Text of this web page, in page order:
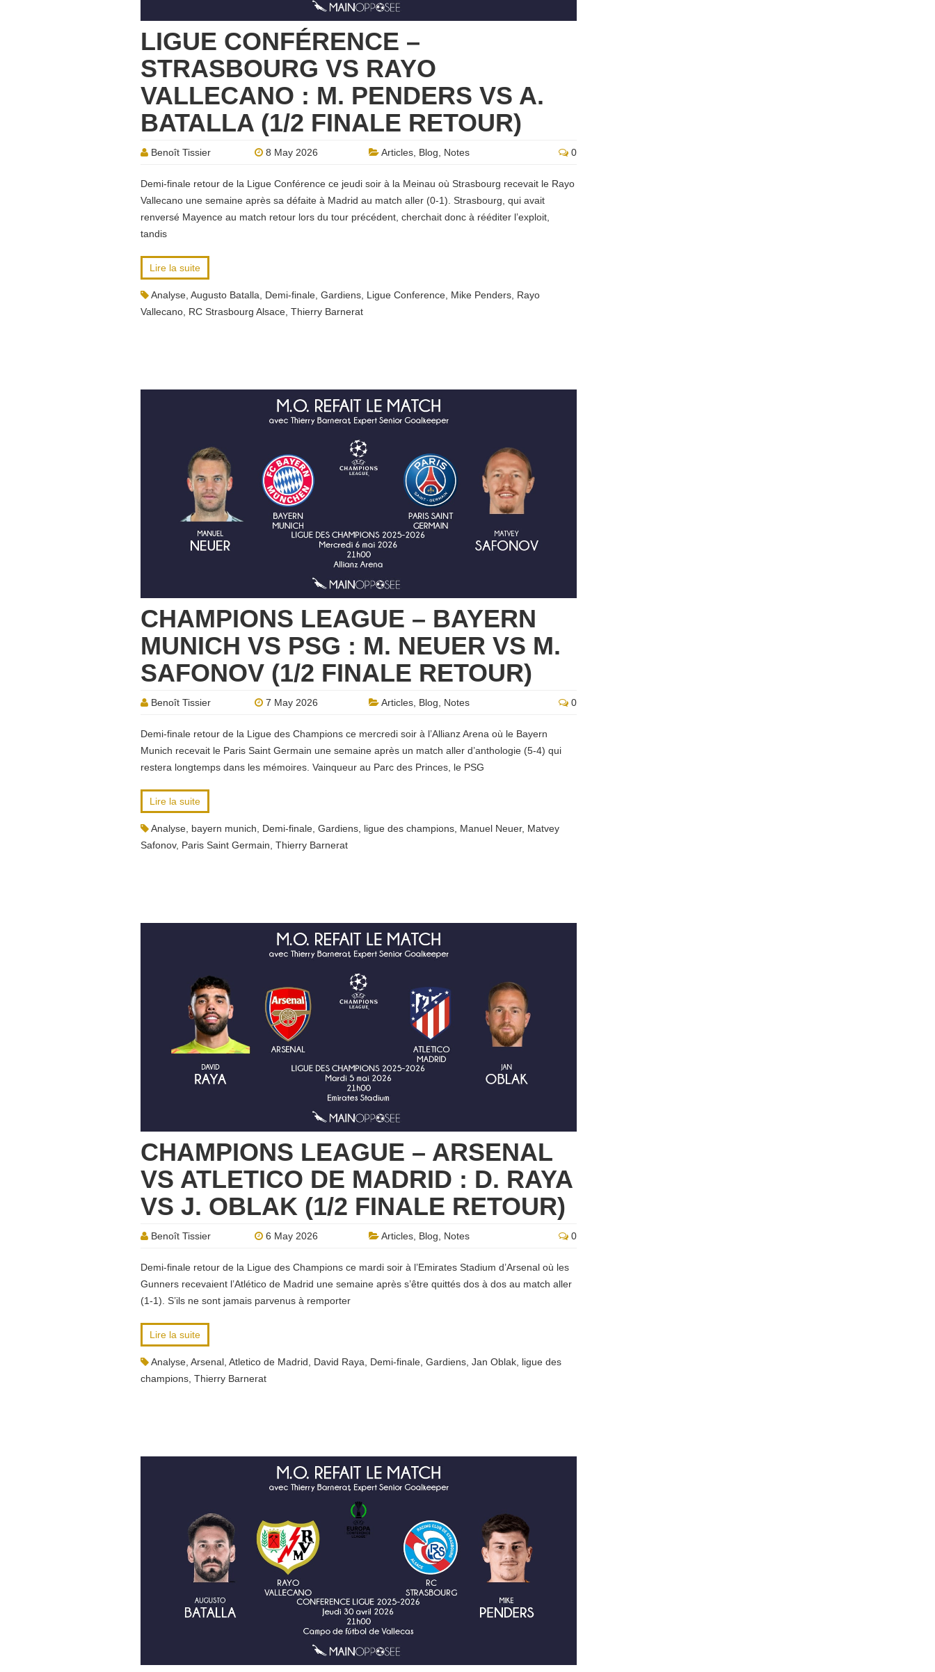
LIGUE CONFÉRENCE –
STRASBOURG VS RAYO
VALLECANO : M. PENDERS VS A.
BATALLA (1/2 FINALE RETOUR)
Benoît Tissier 8 May 2026 Articles Blog Notes 0
Demi-finale retour de la Ligue Conférence ce jeudi soir à la Meinau où Strasbourg recevait le Rayo
Vallecano une semaine après sa défaite à Madrid au match aller (0-1). Strasbourg, qui avait
renversé Mayence au match retour lors du tour précédent, cherchait donc à rééditer l’exploit,
tandis
Lire la suite
Analyse Augusto Batalla Demi-finale Gardiens Ligue Conference Mike Penders Rayo
Vallecano RC Strasbourg Alsace Thierry Barnerat
CHAMPIONS LEAGUE – BAYERN
MUNICH VS PSG : M. NEUER VS M.
SAFONOV (1/2 FINALE RETOUR)
Benoît Tissier 7 May 2026 Articles Blog Notes 0
Demi-finale retour de la Ligue des Champions ce mercredi soir à l’Allianz Arena où le Bayern
Munich recevait le Paris Saint Germain une semaine après un match aller d’anthologie (5-4) qui
restera longtemps dans les mémoires. Vainqueur au Parc des Princes, le PSG
Lire la suite
Analyse bayern munich Demi-finale Gardiens ligue des champions Manuel Neuer, Matvey
Safonov, Paris Saint Germain Thierry Barnerat
CHAMPIONS LEAGUE – ARSENAL
VS ATLETICO DE MADRID : D. RAYA
VS J. OBLAK (1/2 FINALE RETOUR)
Benoît Tissier 6 May 2026 Articles Blog Notes 0
Demi-finale retour de la Ligue des Champions ce mardi soir à l’Emirates Stadium d’Arsenal où les
Gunners recevaient l’Atlético de Madrid une semaine après s’être quittés dos à dos au match aller
(1-1). S’ils ne sont jamais parvenus à remporter
Lire la suite
Analyse Arsenal Atletico de Madrid David Raya Demi-finale Gardiens Jan Oblak ligue des
champions Thierry Barnerat